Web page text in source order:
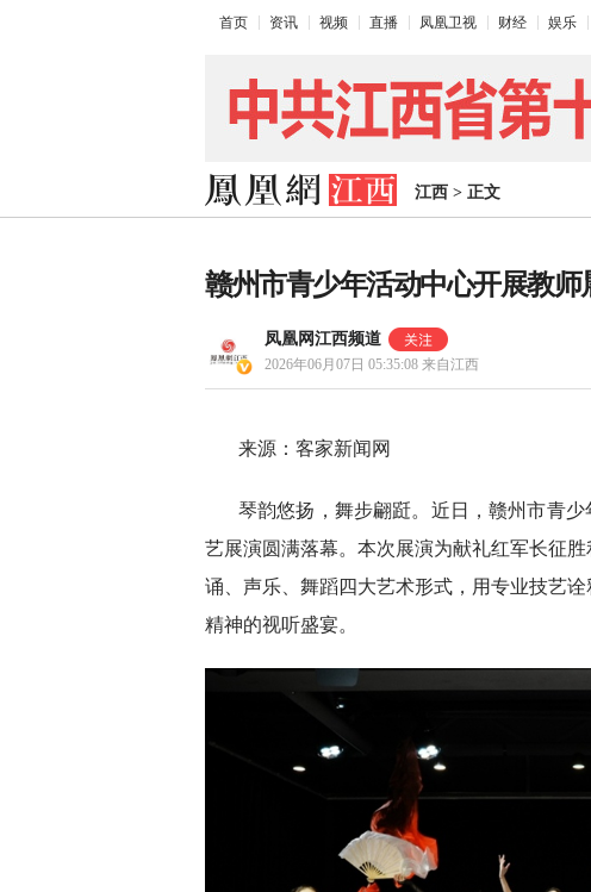
首页 资讯 视频 直播 凤凰卫视 财经 娱乐
江西 > 正文
赣州市青少年活动中心开展教师
凤凰网江西频道
2026年06月07日 05:35:08 来自江西
来源：客家新闻网
琴韵悠扬，舞步翩跹。近日，赣州市青
艺展演圆满落幕。本次展演为献礼红军长征
诵、声乐、舞蹈四大艺术形式，用专业技艺
精神的视听盛宴。